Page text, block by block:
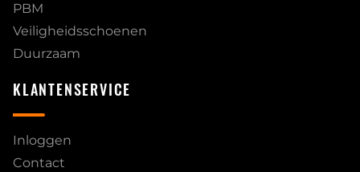
PBM
Veiligheidsschoenen
Duurzaam
KLANTENSERVICE
Inloggen
Contact